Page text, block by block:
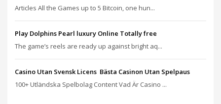
Articles All the Games up to 5 Bitcoin, one hun...
Play Dolphins Pearl luxury Online Totally free
The game’s reels are ready up against bright aq...
Casino Utan Svensk Licens ️ Bästa Casinon Utan Spelpaus
100+ Utländska Spelbolag Content Vad Är Casino ...